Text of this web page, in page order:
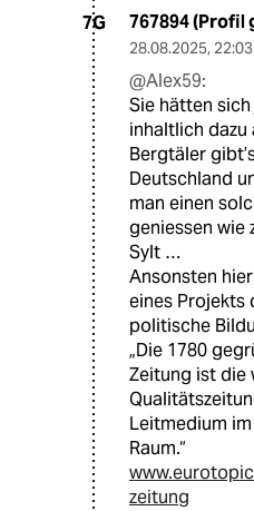
7G 767894 (Profil
28.08.2025,
@Alex59:
Sie hätten
inhaltlich dazu
Bergtäler
Deutschland
man einen
geniessen wie
Sylt …
Ansonsten
eines Projekts
politische
„Die 1780
Zeitung ist die
Leitmedium
Raum.“
zeitung